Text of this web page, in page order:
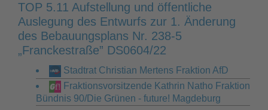
TOP 5.11 Aufstellung und öffentliche
Auslegung des Entwurfs zur 1. Änderung
des Bebauungsplans Nr. 238-5
„Franckestraße” DS0604/22
Stadtrat Christian Mertens Fraktion AfD
Fraktionsvorsitzende Kathrin Natho Fraktion
Bündnis 90/Die Grünen - future! Magdeburg